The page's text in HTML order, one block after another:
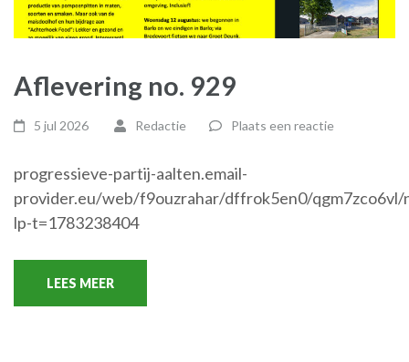
Aflevering no. 929
5 jul 2026 Redactie Plaats een reactie
progressieve-partij-aalten.email-
provider.eu/web/f9ouzrahar/dffrok5en0/qgm7zco6vl/
lp-t=1783238404
LEES MEER